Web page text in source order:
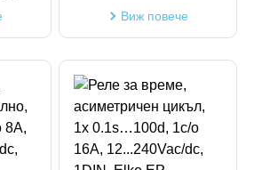
Виж повече